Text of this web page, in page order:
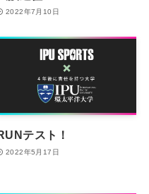
2022年7月10日
テスト！
2022年5月17日